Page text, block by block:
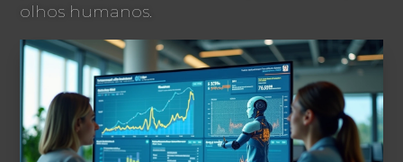
olhos humanos.